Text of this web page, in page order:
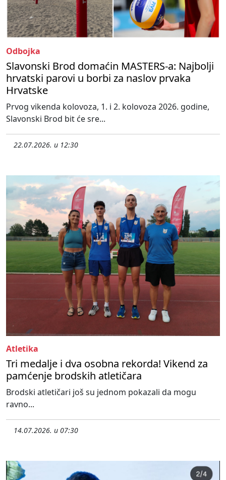
Odbojka
Slavonski Brod domaćin MASTERS-a: Najbolji
hrvatski parovi u borbi za naslov prvaka
Hrvatske
Prvog vikenda kolovoza, 1. i 2. kolovoza 2026. godine,
Slavonski Brod bit će sre...
22.07.2026. u 12:30
Atletika
Tri medalje i dva osobna rekorda! Vikend za
pamćenje brodskih atletičara
Brodski atletičari još su jednom pokazali da mogu
ravno...
14.07.2026. u 07:30